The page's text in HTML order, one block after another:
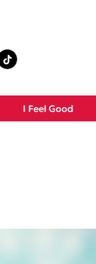
I Feel Good